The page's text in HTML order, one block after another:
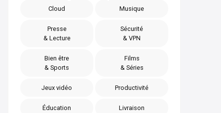
Cloud Musique
Presse
& Lecture
Sécurité
& VPN
Bien être
& Sports
Films
& Séries
Jeux vidéo Productivité
Éducation Livraison